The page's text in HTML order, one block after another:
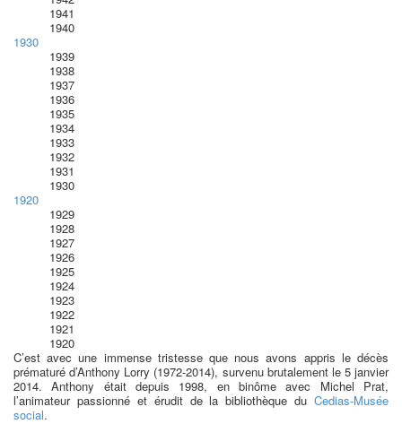
1941
1940
1930
1939
1938
1937
1936
1935
1934
1933
1932
1931
1930
1920
1929
1928
1927
1926
1925
1924
1923
1922
1921
1920
C’est avec une immense tristesse que nous avons appris le décès
prématuré d’Anthony Lorry (1972-2014), survenu brutalement le 5 janvier
2014. Anthony était depuis 1998, en binôme avec Michel Prat,
l’animateur passionné et érudit de la bibliothèque du Cedias-Musée
social.